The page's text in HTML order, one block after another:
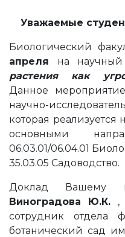
Уважаемые
Биологический
апреля на
растения как
Данное
научно-
которая реализуется
основными
06.03.01/06.04.01
35.03.05 Садоводство.
Доклад Вашему
Виноградова Ю.К. ,
сотрудник отдела
ботанический сад